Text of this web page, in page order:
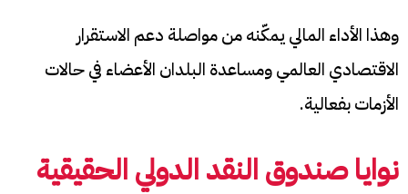
وهذا الأداء المالي يمكّنه من مواصلة دعم الاستقرار
الاقتصادي العالمي ومساعدة البلدان الأعضاء في حالات
الأزمات بفعالية.
نوايا صندوق النقد الدولي الحقيقية